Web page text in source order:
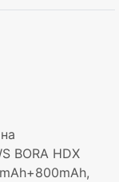
BORA HDX